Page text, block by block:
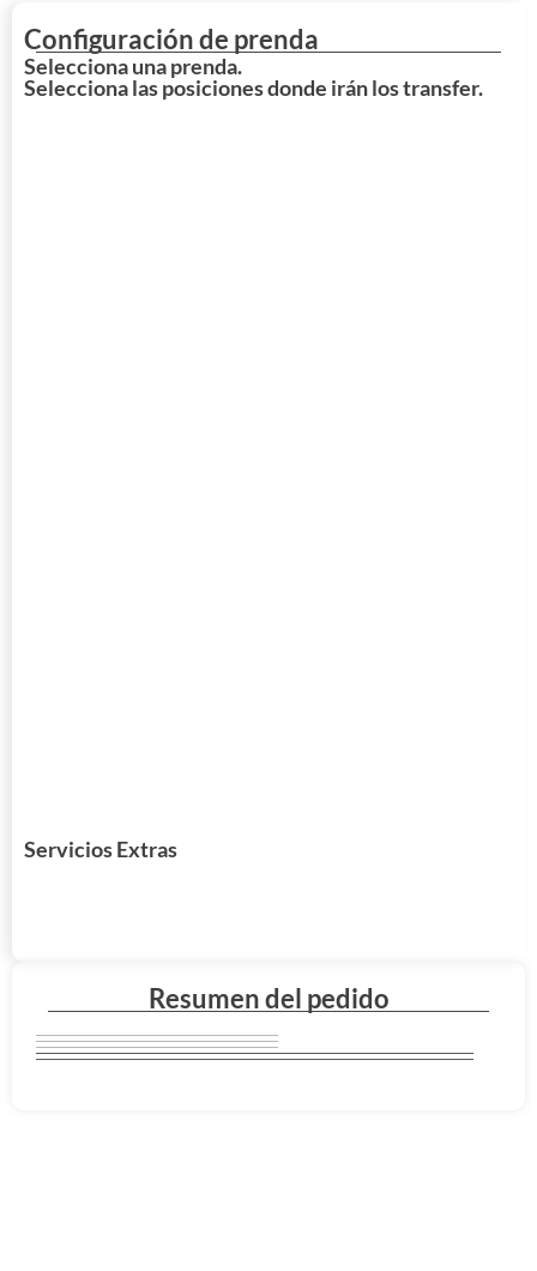
Configuración de prenda
Selecciona una prenda.
Selecciona las posiciones donde irán los transfer.
Servicios Extras
Resumen del pedido